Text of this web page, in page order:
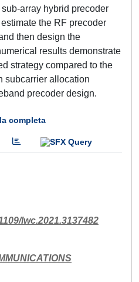
array hybrid precoder
the RF precoder
then design the
results demonstrate
strategy compared to the
subcarrier allocation
precoder design.
completa
lwc.2021.3137482